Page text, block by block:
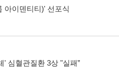
아이덴티티)' 선포식
' 심혈관질환 3상 "실패”